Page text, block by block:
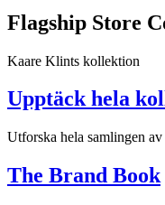
Flagship Store
Kaare Klints kollektion
Upptäck hela
Utforska hela samlingen
The Brand Book